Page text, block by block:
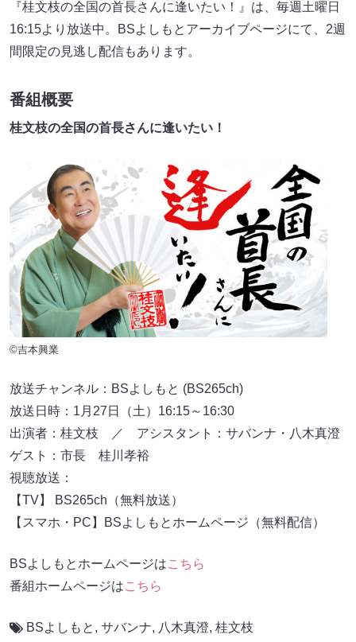
『桂文枝の全国の首長さんに逢いたい！』は、毎週土曜日
16:15より放送中。BSよしもとアーカイブページにて、2週
間限定の見逃し配信もあります。
番組概要
桂文枝の全国の首長さんに逢いたい！
©吉本興業
放送チャンネル：BSよしもと (BS265ch)
放送日時：1月27日（土）16:15～16:30
出演者：桂文枝 ／ アシスタント：サバンナ・八木真澄
ゲスト：市長 桂川孝裕
視聴放送：
【TV】 BS265ch（無料放送）
【スマホ・PC】BSよしもとホームページ（無料配信）
BSよしもとホームページはこちら
番組ホームページはこちら
BSよしもと , サバンナ, 八木真澄, 桂文枝